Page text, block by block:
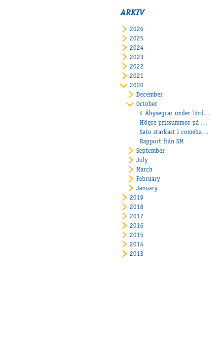
ARKIV
2026
2025
2024
2023
2022
2021
2020
December
October
4 Åbysegrar under lördagen-Foton av Sidmakarn
Högre prissummor på Åby
Sato starkast i comebacken!
Rapport från SM
September
July
March
February
January
2019
2018
2017
2016
2015
2014
2013